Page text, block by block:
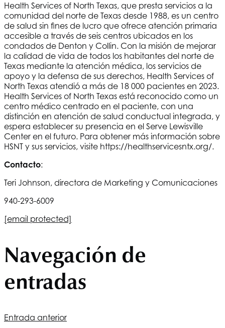
Health Services of North Texas, que presta servicios a la
comunidad del norte de Texas desde 1988, es un centro
de salud sin fines de lucro que ofrece atención primaria
accesible a través de seis centros ubicados en los
condados de Denton y Collin. Con la misión de mejorar
la calidad de vida de todos los habitantes del norte de
Texas mediante la atención médica, los servicios de
apoyo y la defensa de sus derechos, Health Services of
North Texas atendió a más de 18 000 pacientes en 2023.
Health Services of North Texas está reconocido como un
centro médico centrado en el paciente, con una
distinción en atención de salud conductual integrada, y
espera establecer su presencia en el Serve Lewisville
Center en el futuro. Para obtener más información sobre
HSNT y sus servicios, visite https://healthservicesntx.org/.
Contacto:
Teri Johnson, directora de Marketing y Comunicaciones
940-293-6009
[email protected]
Navegación de
entradas
Entrada anterior